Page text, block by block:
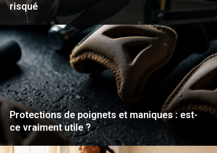
risqué
Protections de poignets et maniques : est-
ce vraiment utile ?